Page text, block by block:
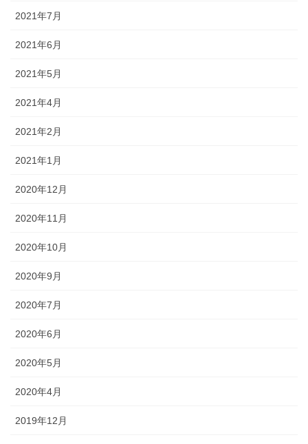
2021年7月
2021年6月
2021年5月
2021年4月
2021年2月
2021年1月
2020年12月
2020年11月
2020年10月
2020年9月
2020年7月
2020年6月
2020年5月
2020年4月
2019年12月